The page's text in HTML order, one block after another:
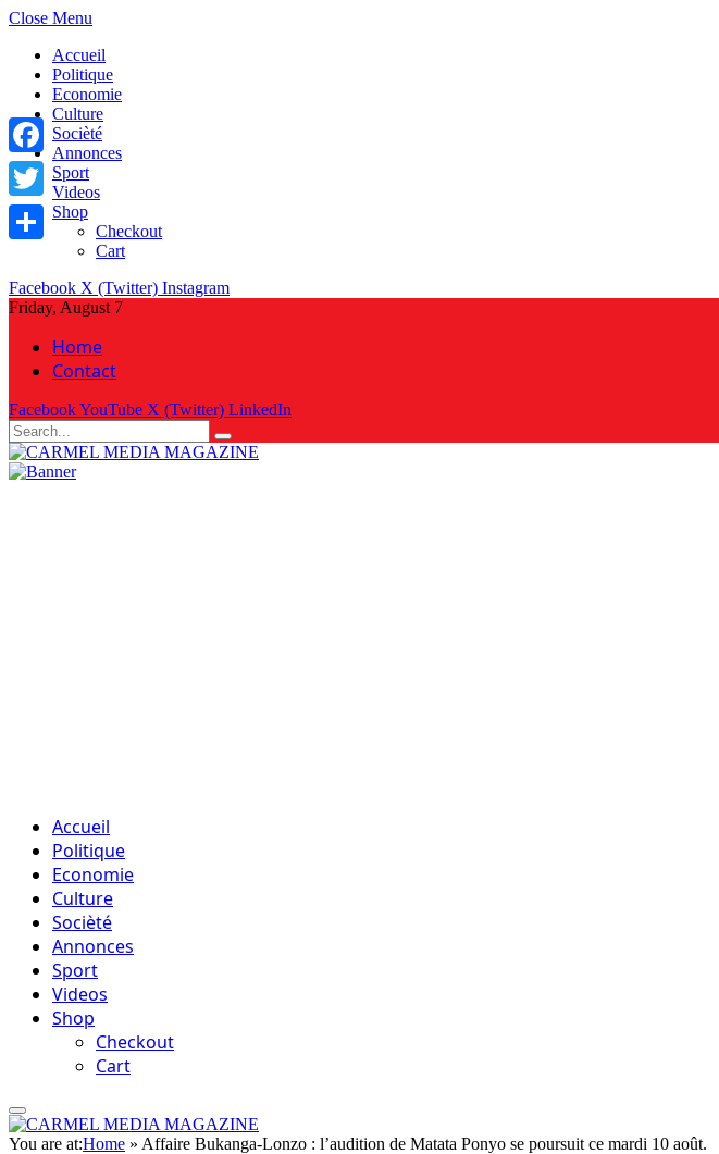
Close Menu
Accueil
Politique
Economie
Culture
Socièté
Annonces
Sport
Videos
Shop
Checkout
Cart
Facebook X (Twitter) Instagram
Friday, August 7
Home
Contact
FacebookYouTube X (Twitter) LinkedIn
Accueil
Politique
Economie
Culture
Socièté
Annonces
Sport
Videos
Shop
Checkout
Cart
You are at:Home » Affaire Bukanga-Lonzo : l’audition de Matata Ponyo se poursuit ce mardi 10 août.
Facebook
Twitter